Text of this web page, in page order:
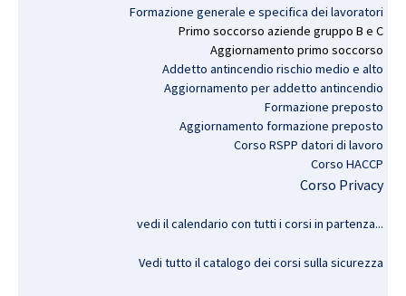
Formazione generale e specifica dei lavoratori
Primo soccorso aziende gruppo B e C
Aggiornamento primo soccorso
Addetto antincendio rischio medio e alto
Aggiornamento per addetto antincendio
Formazione preposto
Aggiornamento formazione preposto
Corso RSPP datori di lavoro
Corso HACCP
Corso Privacy
vedi il calendario con tutti i corsi in partenza...
Vedi tutto il catalogo dei corsi sulla sicurezza